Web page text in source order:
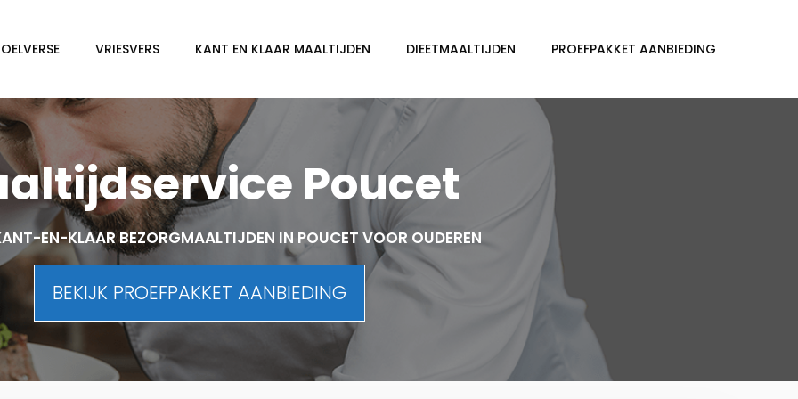
VRIESVERS KANT EN KLAAR MAALTIJDEN DIEETMAALTIJDEN PROEFPAKKET AANBIEDING
Poucet
EN-KLAAR BEZORGMAALTIJDEN IN POUCET VOOR OUDEREN
BEKIJK PROEFPAKKET AANBIEDING